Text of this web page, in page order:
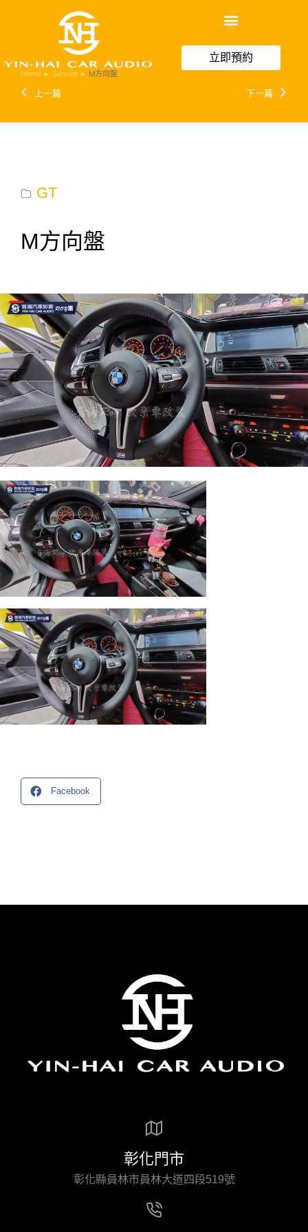
立即預約
You are here:
Home Service M方向盤
上一篇 下一篇
GT
M方向盤
Facebook
彰化門市
彰化縣員林市員林大道四段519號